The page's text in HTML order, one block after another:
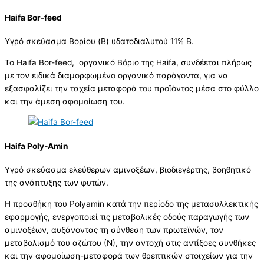
Haifa Bor-feed
Υγρό σκεύασμα Βορίου (B) υδατοδιαλυτού 11% Β.
Το Haifa Bor-feed, οργανικό Βόριο της Haifa, συνδέεται πλήρως
με τον ειδικά διαμορφωμένο οργανικό παράγοντα, για να
εξασφαλίζει την ταχεία μεταφορά του προϊόντος μέσα στο φύλλο
και την άμεση αφομοίωση του.
Haifa Poly‐Amin
Υγρό σκεύασμα ελεύθερων αμινοξέων, βιοδιεγέρτης, βοηθητικό
της ανάπτυξης των φυτών.
Η προσθήκη του Polyamin κατά την περίοδο της μετασυλλεκτικής
εφαρμογής, ενεργοποιεί τις μεταβολικές οδούς παραγωγής των
αμινοξέων, αυξάνοντας τη σύνθεση των πρωτεϊνών, τον
μεταβολισμό του αζώτου (Ν), την αντοχή στις αντίξοες συνθήκες
και την αφομοίωση-μεταφορά των θρεπτικών στοιχείων για την